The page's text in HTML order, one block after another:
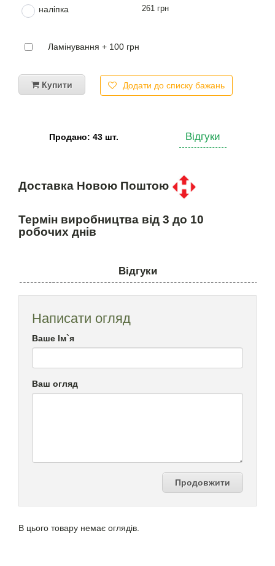
наліпка 261 грн
Ламінування + 100 грн
Купити Додати до списку бажань
Продано: 43 шт. Відгуки
Доставка Новою Поштою
Термін виробництва від 3 до 10
робочих днів
Відгуки
Написати огляд
Ваше Ім`я
Ваш огляд
Продовжити
В цього товару немає оглядів.